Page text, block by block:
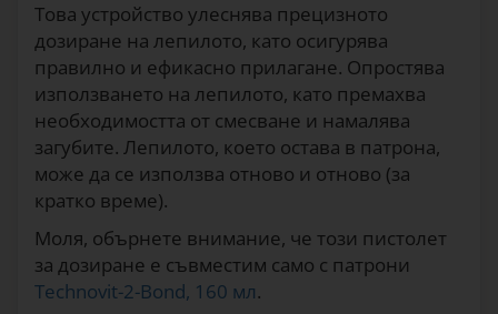
Това устройство улеснява прецизното
дозиране на лепилото, като осигурява
правилно и ефикасно прилагане. Опростява
използването на лепилото, като премахва
необходимостта от смесване и намалява
загубите. Лепилото, което остава в патрона,
може да се използва отново и отново (за
кратко време).
Моля, обърнете внимание, че този пистолет
за дозиране е съвместим само с патрони
Technovit-2-Bond, 160 мл.